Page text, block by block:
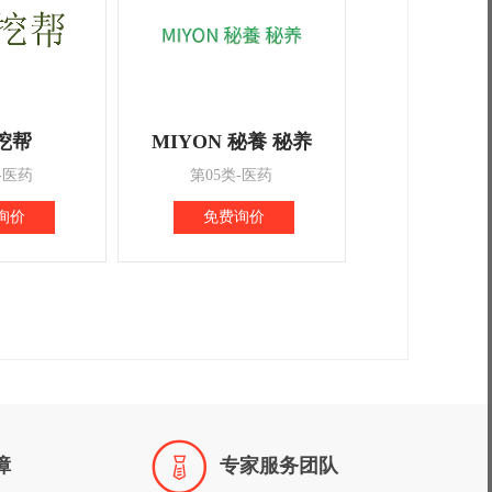
帮
药
价
MIYON 秘養 秘养
第05类-医药
免费询价
 专家服务团队